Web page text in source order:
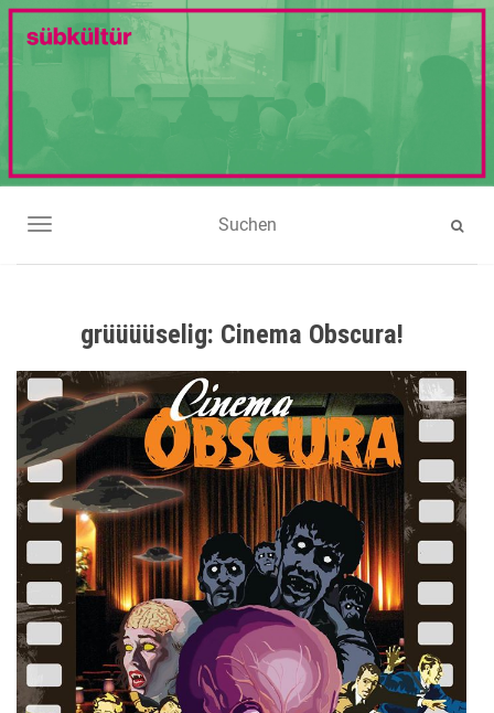
NAVIGATION UMSCHALTEN
grüüüüselig: Cinema Obscura!